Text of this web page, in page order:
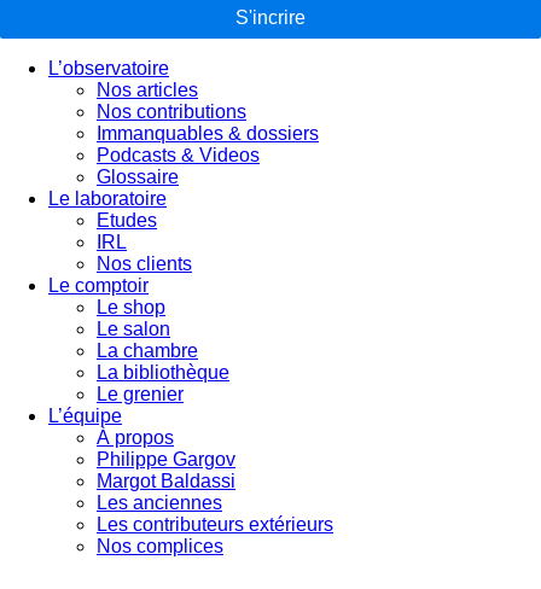
S'incrire
L’observatoire
Nos articles
Nos contributions
Immanquables & dossiers
Podcasts & Videos
Glossaire
Le laboratoire
Etudes
IRL
Nos clients
Le comptoir
Le shop
Le salon
La chambre
La bibliothèque
Le grenier
L’équipe
À propos
Philippe Gargov
Margot Baldassi
Les anciennes
Les contributeurs extérieurs
Nos complices